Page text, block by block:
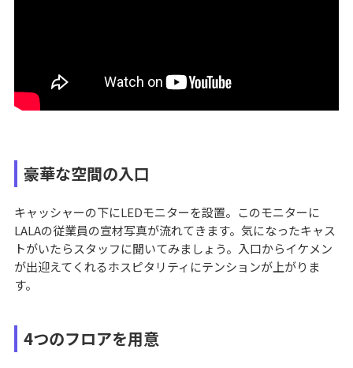
豪華な空間の入口
キャッシャーの下にLEDモニターを設置。このモニターに
LALAの従業員の宣材写真が流れてきます。気になったキャス
トがいたらスタッフに聞いてみましょう。入口からイケメン
が出迎えてくれるホスピタリティにテンションが上がりま
す。
4つのフロアを用意